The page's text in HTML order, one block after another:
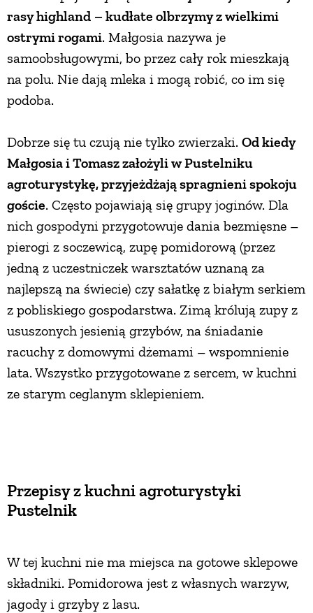
rasy highland – kudłate olbrzymy z wielkimi
ostrymi rogami. Małgosia nazywa je
samoobsługowymi, bo przez cały rok mieszkają
na polu. Nie dają mleka i mogą robić, co im się
podoba.
Dobrze się tu czują nie tylko zwierzaki. Od kiedy
Małgosia i Tomasz założyli w Pustelniku
agroturystykę, przyjeżdżają spragnieni spokoju
goście. Często pojawiają się grupy joginów. Dla
nich gospodyni przygotowuje dania bezmięsne –
pierogi z soczewicą, zupę pomidorową (przez
jedną z uczestniczek warsztatów uznaną za
najlepszą na świecie) czy sałatkę z białym serkiem
z pobliskiego gospodarstwa. Zimą królują zupy z
ususzonych jesienią grzybów, na śniadanie
racuchy z domowymi dżemami – wspomnienie
lata. Wszystko przygotowane z sercem, w kuchni
ze starym ceglanym sklepieniem.
Przepisy z kuchni agroturystyki
Pustelnik
W tej kuchni nie ma miejsca na gotowe sklepowe
składniki. Pomidorowa jest z własnych warzyw,
jagody i grzyby z lasu.